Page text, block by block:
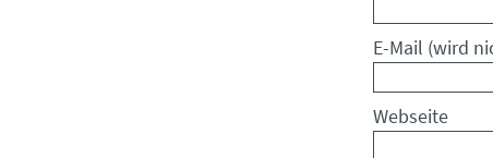
Pflichtfeld
E-Mail (wird
Webseite